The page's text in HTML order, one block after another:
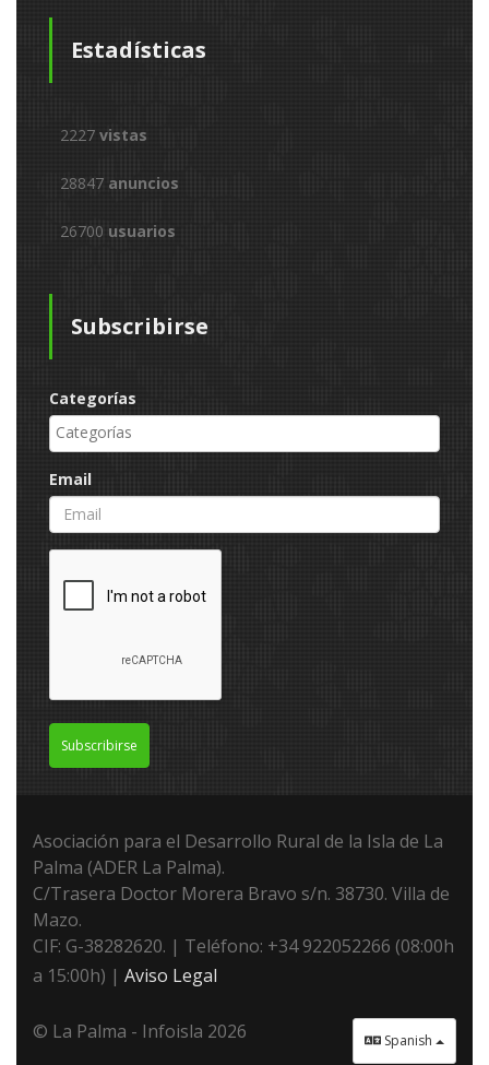
Estadísticas
2227 vistas
28847 anuncios
26700 usuarios
Subscribirse
Categorías
Email
Subscribirse
Asociación para el Desarrollo Rural de la Isla de La
Palma (ADER La Palma).
C/Trasera Doctor Morera Bravo s/n. 38730. Villa de
Mazo.
CIF: G-38282620. | Teléfono: +34 922052266 (08:00h
a 15:00h) | Aviso Legal
Spanish
© La Palma - Infoisla 2026